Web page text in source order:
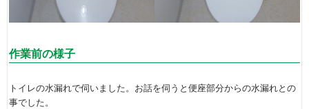
作業前の様子
トイレの水漏れで伺いました。お話を伺うと便座部分からの水漏れとの
事でした。